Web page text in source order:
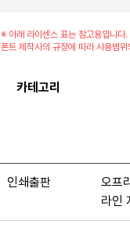
※ 아래 라이센스 표는 참고용입니다.
폰트 제작사의 규정에 따라 사용범
카테고리
인쇄출판
오프
라인